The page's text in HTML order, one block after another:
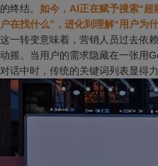
的终结。 如今，AI正在赋予搜索“超
户在找什么”，进化到理解“用户为什
这一转变意味着，营销人员过去依
动摇。当用户的需求隐藏在一张用
对话中时，传统的关键词列表显得力